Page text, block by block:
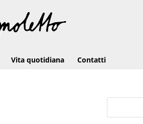
Vita quotidiana Contatti